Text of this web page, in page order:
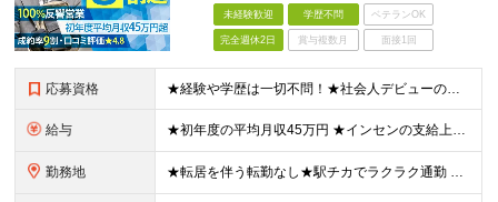
未経験歓迎 学歴不問 ベテランOK
完全週休2日 賞与複数月 面接1回
応募資格 ★経験や学歴は一切不問！★社会人デビューの方も歓迎★ブランク・第二新卒歓迎 ■完全未経験OK ■基本的なPCスキル ┗簡単なタイピングができればOK！ ■40歳以下の方（若年層の長期キャリア形成のた
給与 ★初年度の平均月収45万円 ★インセンの支給上限なし！年収1,000万円以上も可能 ★1回あたり10～100万円の支給実績あり！ 【未経験】 月給32.5万円～＋インセンティブ年4回（3カ月に1回）
勤務地 ★転居を伴う転勤なし★駅チカでラクラク通勤 ＼今期は新たに2店舗をオープン。3年後には都内を中心とした50店舗体制を目指しています！／ 【買取専門店『リプセル』の各店舗での勤務となります！】 ◆